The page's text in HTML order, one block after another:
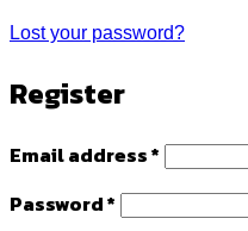
Lost your password?
Register
Email address* Required
Password* Required